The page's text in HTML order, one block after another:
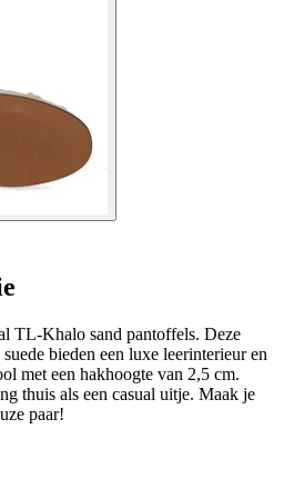
TL-Khalo sand pantoffels. Deze
bieden een luxe leerinterieur en
met een hakhoogte van 2,5 cm.
thuis als een casual uitje. Maak je
paar!